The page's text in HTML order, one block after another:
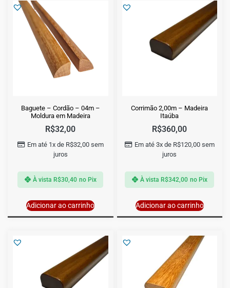
Baguete – Cordão – 04m –
Moldura em Madeira
R$32,00
Em até 1x de R$32,00sem
juros
À vista R$30,40 no Pix
Adicionar ao carrinho
Corrimão 2,00m – Madeira
Itaúba
R$360,00
Em até 3x de R$120,00sem
juros
À vista R$342,00 no Pix
Adicionar ao carrinho